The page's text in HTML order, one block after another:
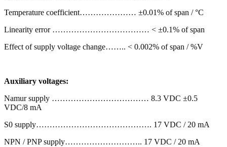
Temperature coefficient………………… ±0.01% of span / °C
Linearity error ……………………………… < ±0.1% of span
Effect of supply voltage change…….. < 0.002% of span / %V
Auxiliary voltages:
Namur supply ……………………………… 8.3 VDC ±0.5
VDC/8 mA
S0 supply……………………………………. 17 VDC / 20 mA
NPN / PNP supply……………………….. 17 VDC / 20 mA